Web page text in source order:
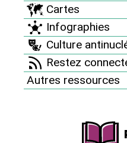
Cartes
Infographies
Culture
Restez
Autres ressources
Infographie "Le
sauvera pas le